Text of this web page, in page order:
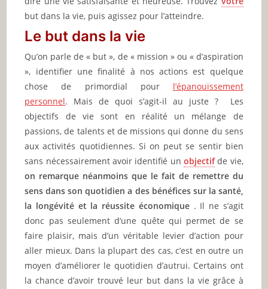
but dans la vie, puis agissez pour l’atteindre.
Le but dans la vie
Qu’on parle de « but », de « mission » ou « d’aspiration
», identifier une finalité à nos actions est quelque
chose de primordial pour l’épanouissement
personnel. Mais de quoi s’agit-il au juste ? Les
objectifs de vie sont en réalité un mélange de
passions, de talents et de missions qui donne du sens
aux activités quotidiennes. Si on peut se sentir bien
sans nécessairement avoir identifié unobjectifde vie,
on remarque néanmoins que le fait de remettre du
sens dans son quotidien a des bénéfices sur la santé,
la longévité et la réussite économique. Il ne s’agit
donc pas seulement d’une quête qui permet de se
faire plaisir, mais d’un véritable levier d’action pour
aller mieux. Dans la plupart des cas, c’est en outre un
moyen d’améliorer le quotidien d’autrui. Certains ont
la chance d’avoir trouvé leur but dans la vie grâce à